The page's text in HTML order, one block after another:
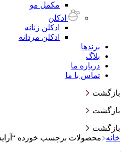
مکمل مو
ادکلن
ادکلن زنانه
ادکلن مردانه
برندها
بلاگ
درباره ما
تماس با ما
بازگشت
بازگشت
بازگشت
خانه
محصولات برچسب خورده